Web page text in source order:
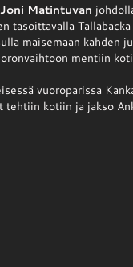
Joni Matintuvan
tasoittavalla
maisemaan kahden
mentiin
vuoroparissa
tehtiin kotiin ja jakso